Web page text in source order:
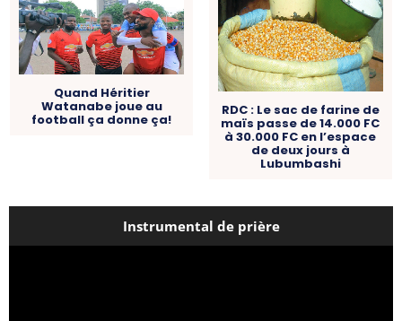
Quand Héritier
Watanabe joue au
football ça donne ça!
RDC : Le sac de farine de
maïs passe de 14.000 FC
à 30.000 FC en l’espace
de deux jours à
Lubumbashi
Instrumental de prière